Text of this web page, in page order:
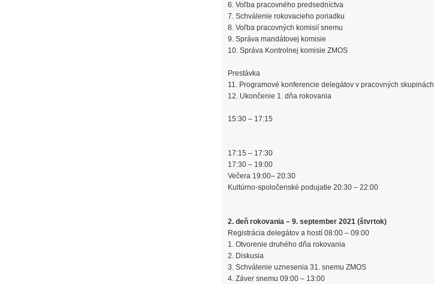
6. Voľba pracovného predsedníctva
7. Schválenie rokovacieho poriadku
8. Voľba pracovných komisií snemu
9. Správa mandátovej komisie
10. Správa Kontrolnej komisie ZMOS
Prestávka
11. Programové konferencie delegátov v pracovných skupinách
12. Ukončenie 1. dňa rokovania
15:30 – 17:15
17:15 – 17:30
17:30 – 19:00
Večera 19:00– 20:30
Kultúrno-spoločenské podujatie 20:30 – 22:00
2. deň rokovania – 9. september 2021 (štvrtok)
Registrácia delegátov a hostí 08:00 – 09:00
1. Otvorenie druhého dňa rokovania
2. Diskusia
3. Schválenie uznesenia 31. snemu ZMOS
4. Záver snemu 09:00 – 13:00